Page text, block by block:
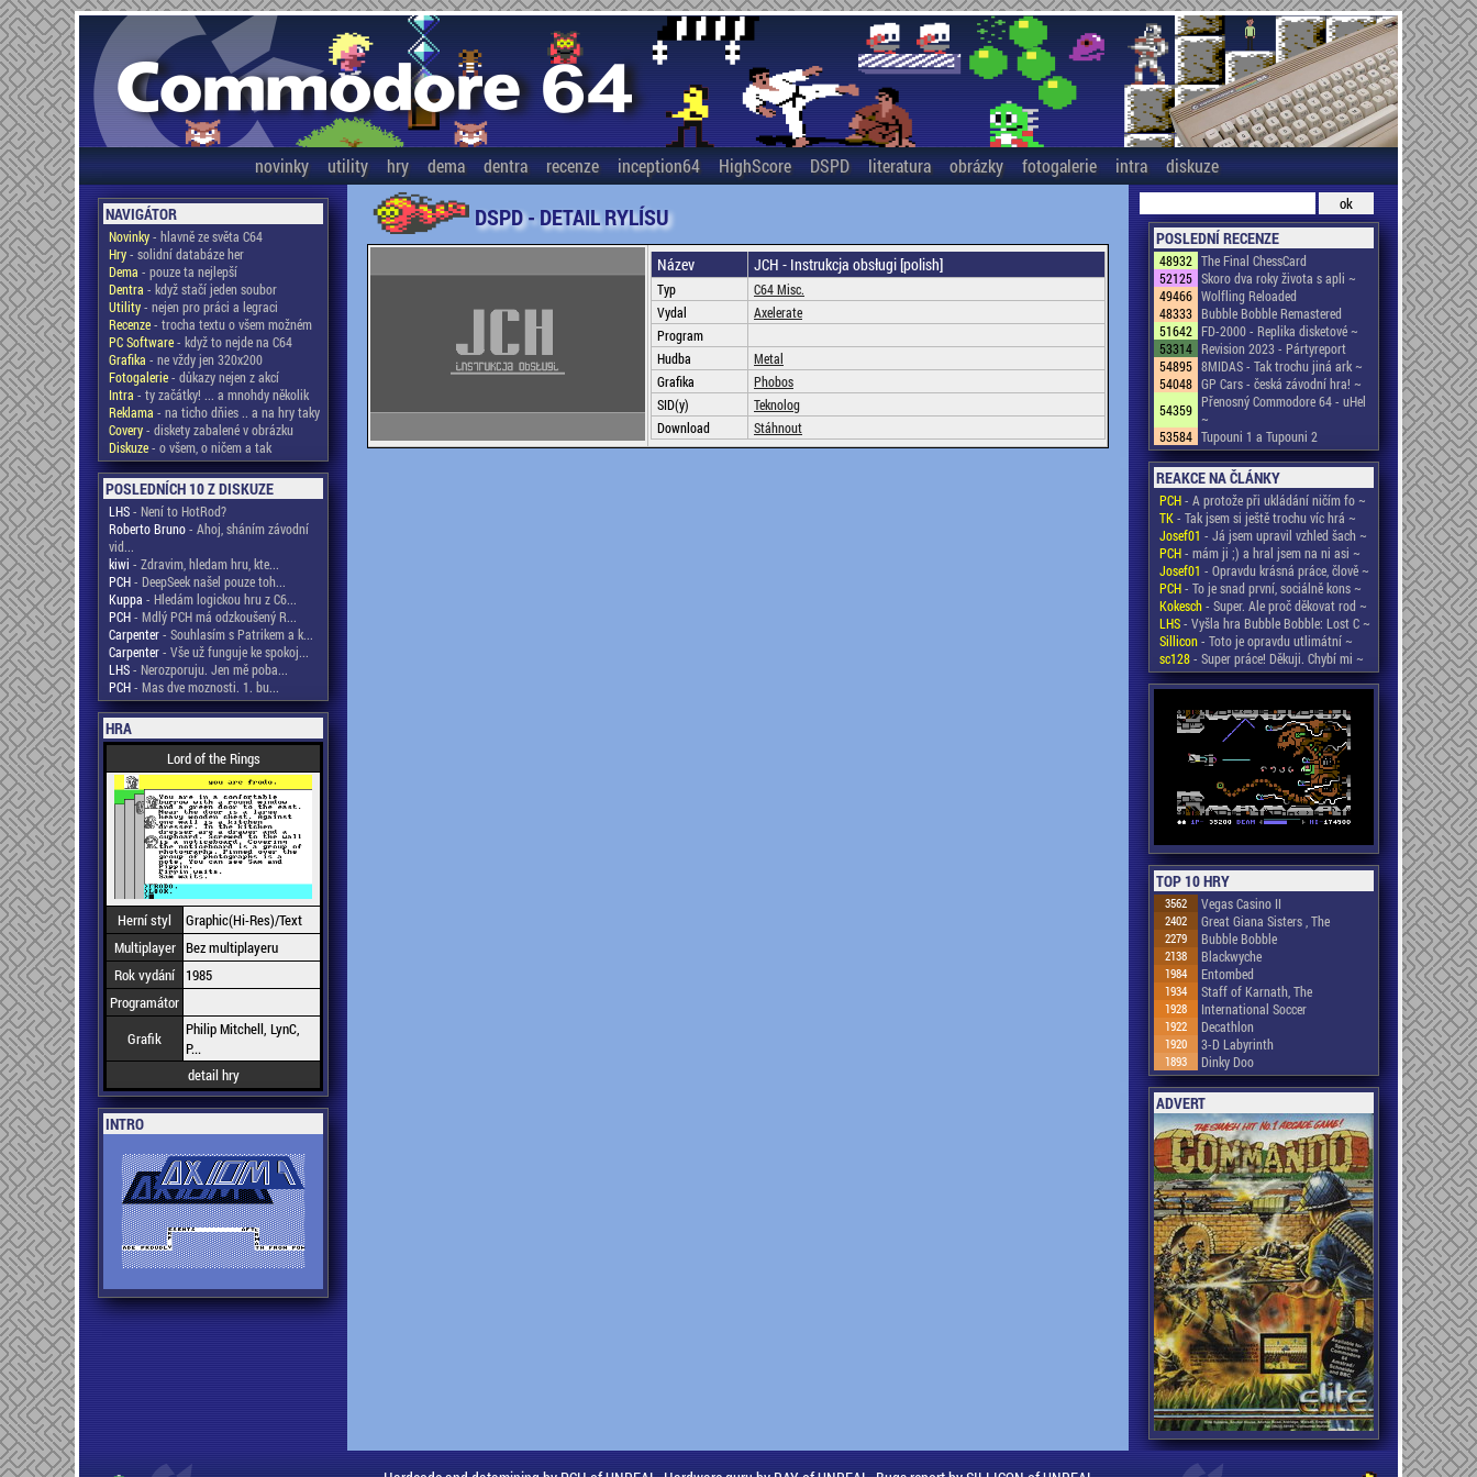
novinky utility hry dema dentra recenze inception64 HighScore DSPD literatura obrázky fotogalerie intra diskuze
NAVIGÁTOR
Novinky- hlavně ze světa C64
Hry- solidní databáze her
Dema - pouze ta nejlepší
Dentra - když stačí jeden soubor
Utility- nejen pro práci a legraci
Recenze- trocha textu o všem možném
PC Software- když to nejde na C64
Grafika - ne vždy jen 320x200
Fotogalerie- důkazy nejen z akcí
Intra - ty začátky! ... a mnohdy několik
Reklama - na ticho dňies .. a na hry taky
Covery- diskety zabalené v obrázku
Diskuze- o všem, o ničem a tak
POSLEDNÍCH 10 Z DISKUZE
LHS- Není to HotRod?
Roberto Bruno- Ahoj, sháním závodní
vid...
kiwi - Zdravim, hledam hru, kte...
PCH- DeepSeek našel pouze toh...
Kuppa - Hledám logickou hru z C6...
PCH- Mdlý PCH má odzkoušený R...
Carpenter- Souhlasím s Patrikem a k...
Carpenter- Vše už funguje ke spokoj...
LHS- Nerozporuju. Jen mě poba...
PCH- Mas dve moznosti. 1. bu...
HRA
Lord of the Rings
Herní styl
Graphic(Hi-Res)/Text
Multiplayer Bez multiplayeru
Rok vydání
1985
Programátor
Grafik
Philip Mitchell, LynC,
P...
detail hry
INTRO
DSPD - DETAIL RYLÍSU
Název JCH - Instrukcja obsługi [polish]
Typ
C64 Misc.
Vydal
Axelerate
Program
Hudba
Metal
Grafika
Phobos
SID(y)
Teknolog
Download
Stáhnout
POSLEDNÍ RECENZE
48932 The Final ChessCard
52125 Skoro dva roky života s apli ~
49466 Wolfling Reloaded
48333 Bubble Bobble Remastered
51642 FD-2000 - Replika disketové ~
53314 Revision 2023 - Pártyreport
54895 8MIDAS - Tak trochu jiná ark ~
54048 GP Cars - česká závodní hra! ~
54359 Přenosný Commodore 64 - uHel
~
53584 Tupouni 1 a Tupouni 2
REAKCE NA ČLÁNKY
PCH- A protože při ukládání ničím fo ~
TK- Tak jsem si ještě trochu víc hrá ~
Josef01 - Já jsem upravil vzhled šach ~
PCH- mám ji ;) a hral jsem na ni asi ~
Josef01 - Opravdu krásná práce, člově ~
PCH- To je snad první, sociálně kons ~
Kokesch- Super. Ale proč děkovat rod ~
LHS- Vyšla hra Bubble Bobble: Lost C ~
Sillicon- Toto je opravdu utlimátní ~
sc128- Super práce! Děkuji. Chybí mi ~
TOP 10 HRY
3562 Vegas Casino II
2402 Great Giana Sisters , The
2279 Bubble Bobble
2138 Blackwyche
1984 Entombed
1934 Staff of Karnath, The
1928 International Soccer
1922 Decathlon
1920 3-D Labyrinth
1893 Dinky Doo
ADVERT